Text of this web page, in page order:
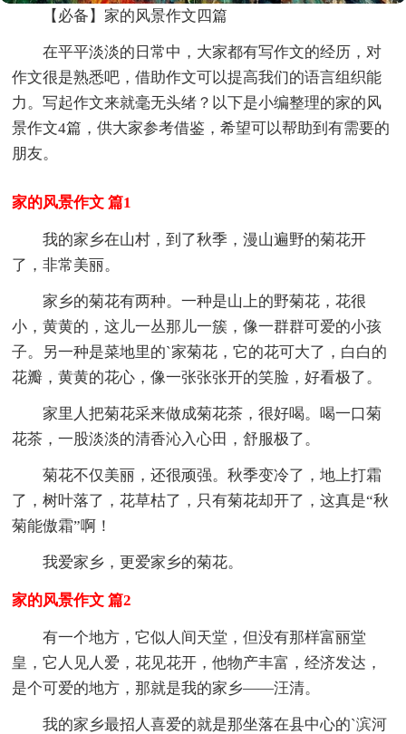
【必备】家的风景作文四篇
在平平淡淡的日常中，大家都有写作文的经历，对
作文很是熟悉吧，借助作文可以提高我们的语言组织能
力。写起作文来就毫无头绪？以下是小编整理的家的风
景作文4篇，供大家参考借鉴，希望可以帮助到有需要的
朋友。
家的风景作文 篇1
我的家乡在山村，到了秋季，漫山遍野的菊花开
了，非常美丽。
家乡的菊花有两种。一种是山上的野菊花，花很
小，黄黄的，这儿一丛那儿一簇，像一群群可爱的小孩
子。另一种是菜地里的`家菊花，它的花可大了，白白的
花瓣，黄黄的花心，像一张张张开的笑脸，好看极了。
家里人把菊花采来做成菊花茶，很好喝。喝一口菊
花茶，一股淡淡的清香沁入心田，舒服极了。
菊花不仅美丽，还很顽强。秋季变冷了，地上打霜
了，树叶落了，花草枯了，只有菊花却开了，这真是“秋
菊能傲霜”啊！
我爱家乡，更爱家乡的菊花。
家的风景作文 篇2
有一个地方，它似人间天堂，但没有那样富丽堂
皇，它人见人爱，花见花开，他物产丰富，经济发达，
是个可爱的地方，那就是我的家乡——汪清。
我的家乡最招人喜爱的就是那坐落在县中心的`滨河